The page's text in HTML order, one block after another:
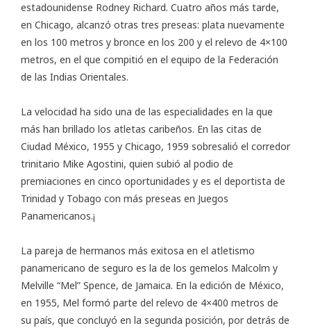
estadounidense Rodney Richard. Cuatro años más tarde,
en Chicago, alcanzó otras tres preseas: plata nuevamente
en los 100 metros y bronce en los 200 y el relevo de 4×100
metros, en el que compitió en el equipo de la Federación
de las Indias Orientales.
La velocidad ha sido una de las especialidades en la que
más han brillado los atletas caribeños. En las citas de
Ciudad México, 1955 y Chicago, 1959 sobresalió el corredor
trinitario Mike Agostini, quien subió al podio de
premiaciones en cinco oportunidades y es el deportista de
Trinidad y Tobago con más preseas en Juegos
Panamericanos.¡
La pareja de hermanos más exitosa en el atletismo
panamericano de seguro es la de los gemelos Malcolm y
Melville “Mel” Spence, de Jamaica. En la edición de México,
en 1955, Mel formó parte del relevo de 4×400 metros de
su país, que concluyó en la segunda posición, por detrás de